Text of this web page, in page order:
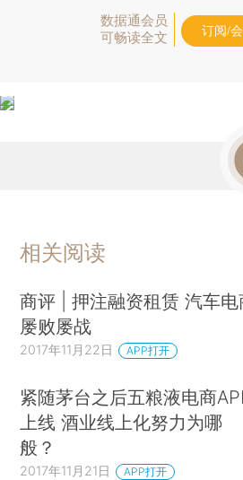
数据通会员
可畅读全文
订阅/
相关阅读
商评 | 押注融资租赁 汽车电
屡败屡战
2017年11月22日 APP打开
紧随茅台之后五粮液电商
上线 酒业线上化努力为哪
般？
2017年11月21日 APP打开